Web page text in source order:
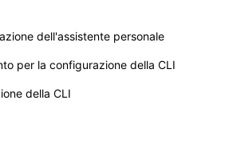
dell'assistente personale
per la configurazione della CLI
della CLI